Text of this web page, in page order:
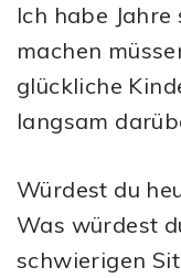
Ich habe
machen
glückliche
langsam
Würdest du
Was würdest
schwierigen